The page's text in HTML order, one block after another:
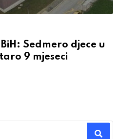
BiH: Sedmero djece u
9 mjeseci